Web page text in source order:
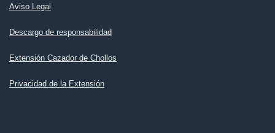
Aviso Legal
Descargo de responsabilidad
Extensión Cazador de Chollos
Privacidad de la Extensión